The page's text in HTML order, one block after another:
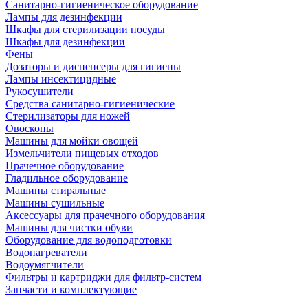
Санитарно-гигиеническое оборудование
Лампы для дезинфекции
Шкафы для стерилизации посуды
Шкафы для дезинфекции
Фены
Дозаторы и диспенсеры для гигиены
Лампы инсектицидные
Рукосушители
Средства санитарно-гигиенические
Стерилизаторы для ножей
Овоскопы
Машины для мойки овощей
Измельчители пищевых отходов
Прачечное оборудование
Гладильное оборудование
Машины стиральные
Машины сушильные
Аксессуары для прачечного оборудования
Машины для чистки обуви
Оборудование для водоподготовки
Водонагреватели
Водоумягчители
Фильтры и картриджи для фильтр-систем
Запчасти и комплектующие